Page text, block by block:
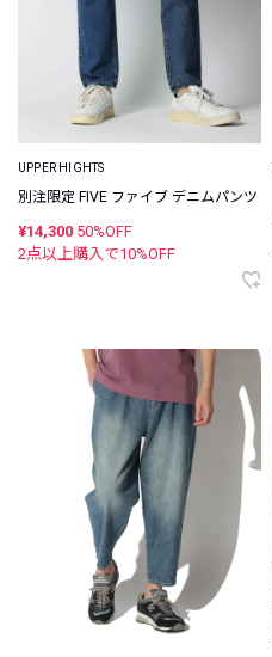
UPPER HIGHTS
別注限定 FIVE ファイブ デニムパンツ
¥14,300 50%OFF
2点以上購入で10%OFF